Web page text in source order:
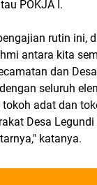
POKJA I.
rutin ini,
antara kita
dan
seluruh
adat dan
Desa
katanya.